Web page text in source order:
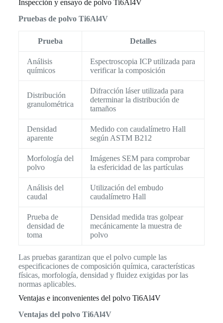
Inspección y ensayo de polvo Ti6Al4V
Pruebas de polvo Ti6Al4V
Prueba Detalles
Análisis
químicos
Espectroscopia ICP utilizada para
verificar la composición
Distribución
granulométrica
Difracción láser utilizada para
determinar la distribución de
tamaños
Densidad
aparente
Medido con caudalímetro Hall
según ASTM B212
Morfología del
polvo
Imágenes SEM para comprobar
la esfericidad de las partículas
Análisis del
caudal
Utilización del embudo
caudalímetro Hall
Prueba de
densidad de
toma
Densidad medida tras golpear
mecánicamente la muestra de
polvo
Las pruebas garantizan que el polvo cumple las
especificaciones de composición química, características
físicas, morfología, densidad y fluidez exigidas por las
normas aplicables.
Ventajas e inconvenientes del polvo Ti6Al4V
Ventajas del polvo Ti6Al4V